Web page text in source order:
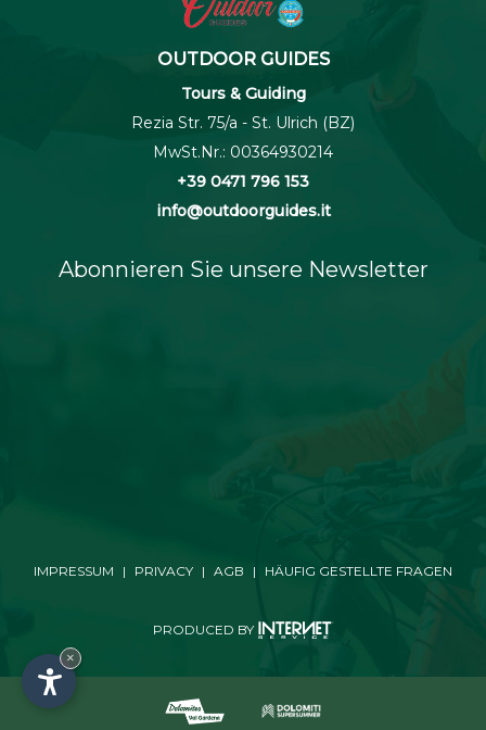
OUTDOOR GUIDES
Tours & Guiding
Rezia Str. 75/a - St. Ulrich (BZ)
MwSt.Nr.: 00364930214
+39 0471 796 153
info@outdoorguides.it
Abonnieren Sie unsere Newsletter
IMPRESSUM | PRIVACY | AGB | HÄUFIG GESTELLTE FRAGEN
PRODUCED BY
×